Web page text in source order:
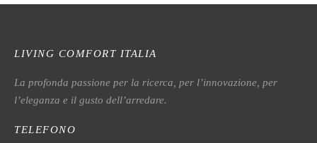
TELEFONO
LIVING COMFORT ITALIA
La profonda passione per la ricerca, per l’innovazione, per
l’eleganza e il gusto dell’arredare.